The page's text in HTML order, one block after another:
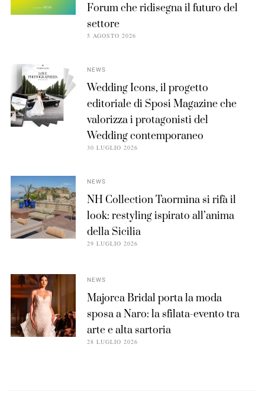
Forum che ridisegna il futuro del
settore
5 AGOSTO 2026
NEWS
Wedding Icons, il progetto
editoriale di Sposi Magazine che
valorizza i protagonisti del
Wedding contemporaneo
30 LUGLIO 2026
NEWS
NH Collection Taormina si rifà il
look: restyling ispirato all’anima
della Sicilia
29 LUGLIO 2026
NEWS
Majorca Bridal porta la moda
sposa a Naro: la sfilata-evento tra
arte e alta sartoria
28 LUGLIO 2026